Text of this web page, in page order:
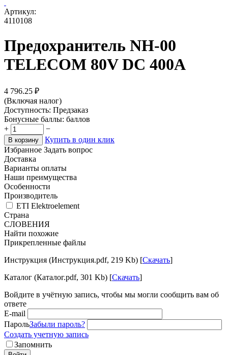
Артикул:
4110108
Предохранитель NH-00
TELECOM 80V DC 400A
4 796.25 ₽
(Включая налог)
Доступность: Предзаказ
Бонусные баллы: баллов
+
−
В корзину
Купить в один клик
Избранное Задать вопрос
Доставка
Варианты оплаты
Наши преимущества
Особенности
Производитель
ETI Elektroelement
Страна
СЛОВЕНИЯ
Найти похожие
Прикрепленные файлы
Инструкция (Инструкция.pdf, 219 Kb) [Скачать]
Каталог (Каталог.pdf, 301 Kb) [Скачать]
Войдите в учётную запись, чтобы мы могли сообщить вам об
ответе
E-mail
ПарольЗабыли пароль?
Создать учетную запись
Запомнить